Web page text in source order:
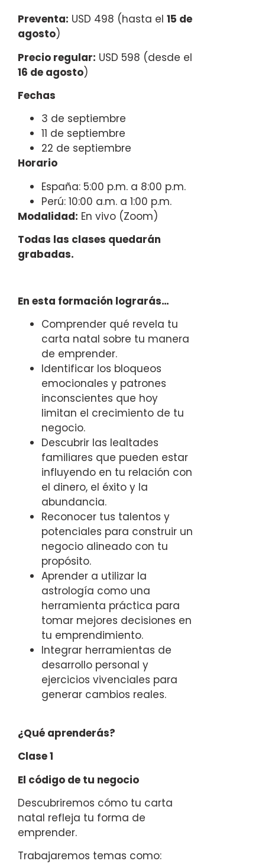
Preventa: USD 498 (hasta el 15 de
agosto)
Precio regular: USD 598 (desde el
16 de agosto)
Fechas
3 de septiembre
11 de septiembre
22 de septiembre
Horario
España: 5:00 p.m. a 8:00 p.m.
Perú: 10:00 a.m. a 1:00 p.m.
Modalidad: En vivo (Zoom)
Todas las clases quedarán
grabadas.
En esta formación lograrás…
Comprender qué revela tu
carta natal sobre tu manera
de emprender.
Identificar los bloqueos
emocionales y patrones
inconscientes que hoy
limitan el crecimiento de tu
negocio.
Descubrir las lealtades
familiares que pueden estar
influyendo en tu relación con
el dinero, el éxito y la
abundancia.
Reconocer tus talentos y
potenciales para construir un
negocio alineado con tu
propósito.
Aprender a utilizar la
astrología como una
herramienta práctica para
tomar mejores decisiones en
tu emprendimiento.
Integrar herramientas de
desarrollo personal y
ejercicios vivenciales para
generar cambios reales.
¿Qué aprenderás?
Clase 1
El código de tu negocio
Descubriremos cómo tu carta
natal refleja tu forma de
emprender.
Trabajaremos temas como: